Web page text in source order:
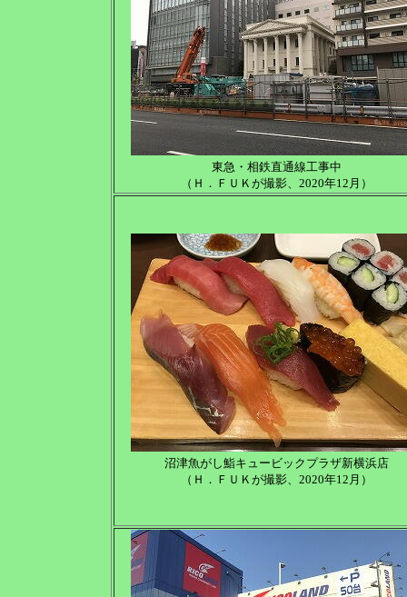
東急・相鉄直通線工事中
（Ｈ．ＦＵＫが撮影、2020年12月）
沼津魚がし鮨キュービックプラザ新横浜店
（Ｈ．ＦＵＫが撮影、2020年12月）